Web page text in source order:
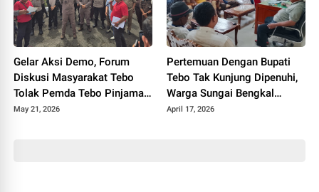
Gelar Aksi Demo, Forum
Diskusi Masyarakat Tebo
Tolak Pemda Tebo Pinjaman
PT SMI
May 21, 2026
Pertemuan Dengan Bupati
Tebo Tak Kunjung Dipenuhi,
Warga Sungai Bengkal
Geruduk Kantor Camat Tebo
April 17, 2026